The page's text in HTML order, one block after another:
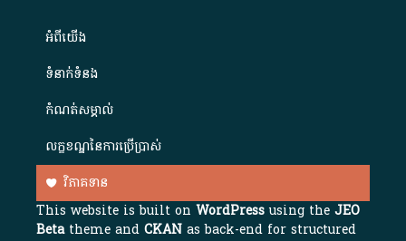
អំពី​យើង​
ទំនាក់ទំនង
កំណត់សម្គាល់
លក្ខខណ្ឌនៃការប្រើប្រាស់
វិភាគទាន
This website is built onWordPressusing theJEO
Betatheme andCKAN as back-end for structured